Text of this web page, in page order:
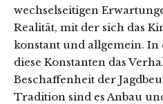
wechselseitigen
Realität, mit der sich das
konstant und allgemein.
diese Konstanten das
Beschaffenheit der
Tradition sind es Anbau